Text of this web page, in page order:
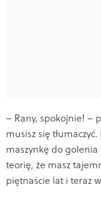
– Rany, spokojnie! –
musisz się
maszynkę do golenia
teorię, że masz
piętnaście lat i teraz